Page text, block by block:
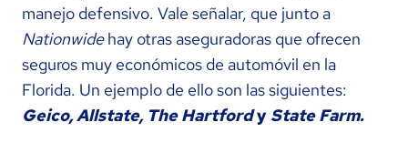
manejo defensivo. Vale señalar, que junto a
Nationwidehay otras aseguradoras que ofrecen
seguros muy económicos de automóvil en la
Florida. Un ejemplo de ello son las siguientes:
Geico, Allstate, The Hartfordy State Farm.